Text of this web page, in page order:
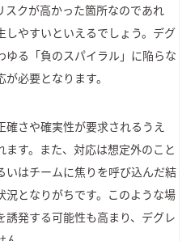
スクが高かった箇所なのであれ
しやすいといえるでしょう。デグ
ゆる「負のスパイラル」に陥らな
必要となります。
さや確実性が要求されるうえ
す。また、対応は想定外のこと
いはチームに焦りを呼び込んだ結
況となりがちです。このような場
発する可能性も高まり、デグレ